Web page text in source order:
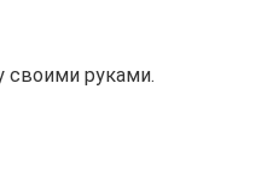
своими руками.